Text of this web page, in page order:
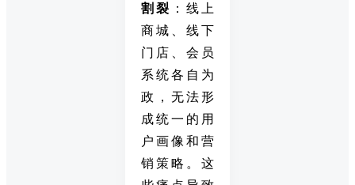
割裂 ：线上
商城、线下
门店、会员
系统各自为
政，无法形
成统一的用
户画像和营
销策略。这